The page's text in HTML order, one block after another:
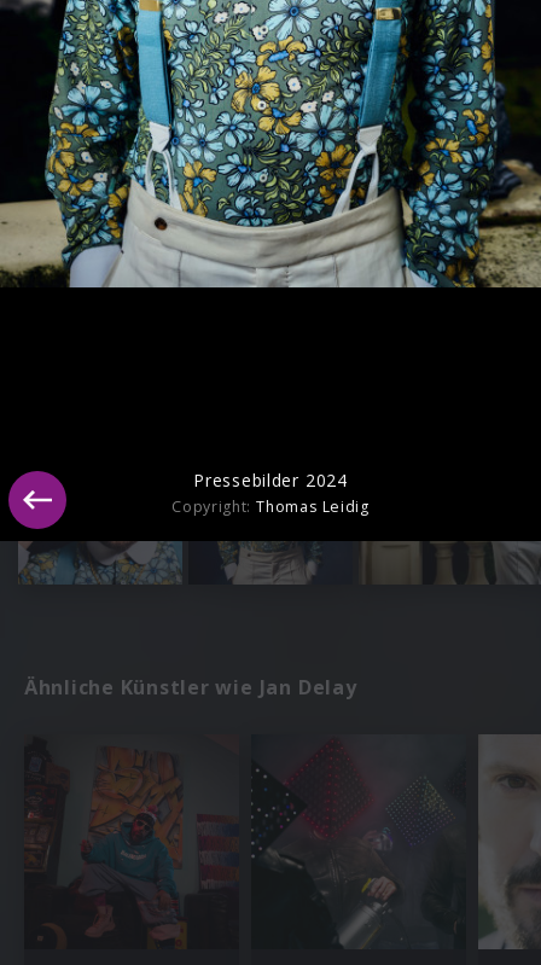
Pressebilder 2024
Ähnliche Künstler wie Jan Delay
Pressebilder 2024
Copyright:Thomas Leidig